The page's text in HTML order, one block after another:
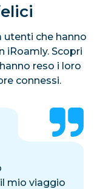
utenti che hanno
Scopri
reso i loro
connessi.
mio viaggio